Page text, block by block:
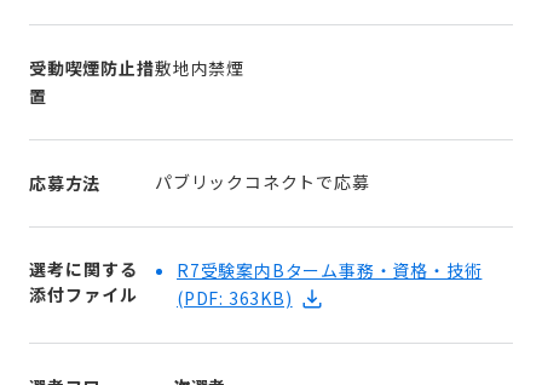
受動喫煙防止措
置
敷地内禁煙
応募方法 パブリックコネクトで応募
選考に関する
添付ファイル
R7受験案内Bターム事務・資格・技術
(PDF: 363KB)